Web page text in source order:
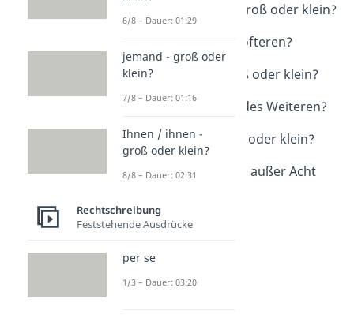
Bescheid geben - groß oder klein?
Dauer: 02:02
des Öfteren / des öfteren?
Dauer: 01:40
alles Weitere - groß oder klein?
desweiteren oder des Weiteren?
auf Deutsch - groß oder klein?
Dauer: 04:50
außer acht lassen / außer Acht
Dauer: 00:51
6/8 – Dauer: 01:29
jemand - groß oder
klein?
7/8 – Dauer: 01:16
Ihnen / ihnen -
groß oder klein?
8/8 – Dauer: 02:31
Rechtschreibung
Feststehende Ausdrücke
per se
1/3 – Dauer: 03:20